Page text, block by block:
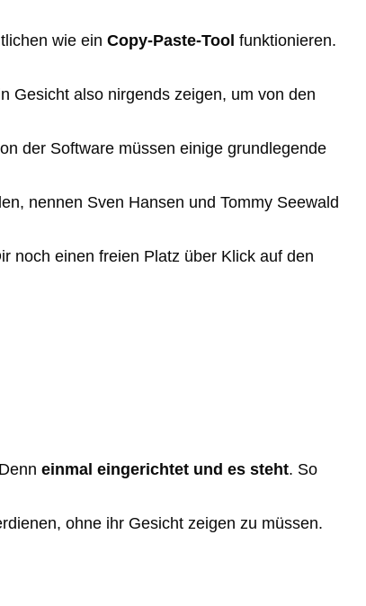
wie ein Copy-Paste-Tool funktionieren.
Gesicht also nirgends zeigen, um von den
der Software müssen einige grundlegende
nennen Sven Hansen und Tommy Seewald
noch einen freien Platz über Klick auf den
einmal eingerichtet und es steht. So
ohne ihr Gesicht zeigen zu müssen.